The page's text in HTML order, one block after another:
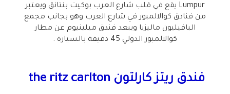
Lumpur يقع في قلب شارع العرب بوكيت بنتانق ويعتبر
من فنادق كوالالمبور في شارع العرب وهو بجانب مجمع
البافيليون ماليزيا ويبعد فندق ميلينيوم عن مطار
كوالالمبور الدولي 45 دقيقة بالسيارة .
فندق ريتز كارلتون the ritz carlton